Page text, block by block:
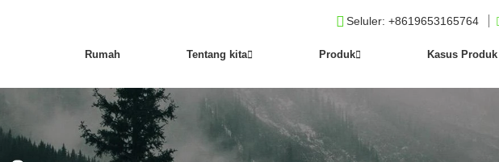
Rumah Tentang kita Produk Kasus Produk
Seluler: +8619653165764